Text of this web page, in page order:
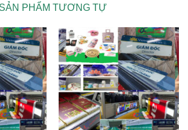
SẢN PHẨM TƯƠNG TỰ